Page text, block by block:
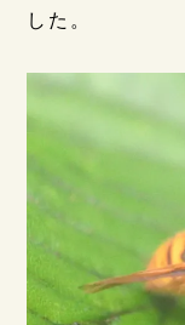
した。